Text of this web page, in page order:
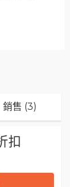
銷售 (3)
扣